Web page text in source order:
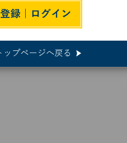
迫る新手法を開発
ルギーの正体に